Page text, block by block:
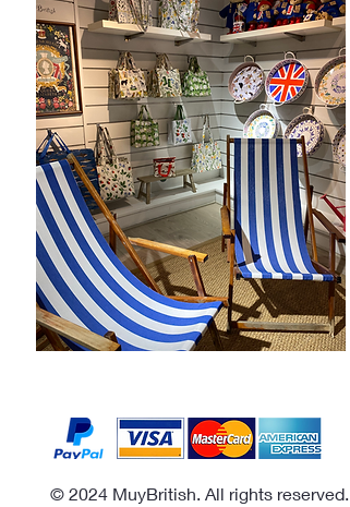
© 2024 MuyBritish. All rights reserved.